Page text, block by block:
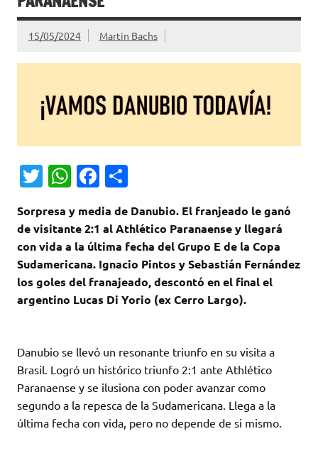
15/05/2024 Martin Bachs
T
it
te
r
W
at
s
A
p
p
Fa
e
b
o
o
k
m
p
ar
ti
r
Sorpresa y media de Danubio. El franjeado le ganó
de visitante 2:1 al Athlético Paranaense y llegará
con vida a la última fecha del Grupo E de la Copa
Sudamericana. Ignacio Pintos y Sebastián Fernández
los goles del franajeado, descontó en el final el
argentino Lucas Di Yorio (ex Cerro Largo).
Danubio se llevó un resonante triunfo en su visita a
Brasil. Logró un histórico triunfo 2:1 ante Athlético
Paranaense y se ilusiona con poder avanzar como
segundo a la repesca de la Sudamericana. Llega a la
última fecha con vida, pero no depende de si mismo.